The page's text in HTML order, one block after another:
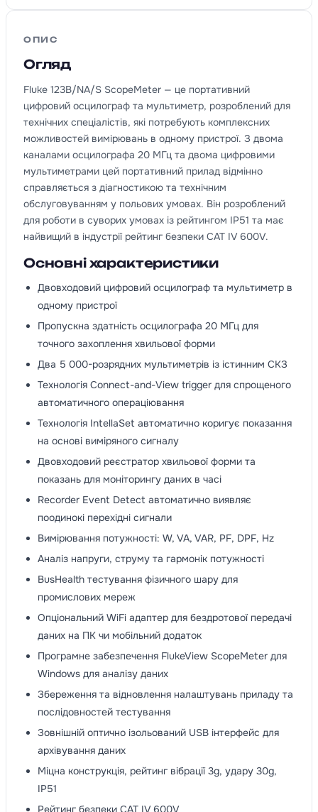
ОПИС
Огляд
Fluke 123B/NA/S ScopeMeter — це портативний
цифровий осцилограф та мультиметр, розроблений для
технічних спеціалістів, які потребують комплексних
можливостей вимірювань в одному пристрої. З двома
каналами осцилографа 20 МГц та двома цифровими
мультиметрами цей портативний прилад відмінно
справляється з діагностикою та технічним
обслуговуванням у польових умовах. Він розроблений
для роботи в суворих умовах із рейтингом IP51 та має
найвищий в індустрії рейтинг безпеки CAT IV 600V.
Основні характеристики
Двовходовий цифровий осцилограф та мультиметр в
одному пристрої
Пропускна здатність осцилографа 20 МГц для
точного захоплення хвильової форми
Два 5 000-розрядних мультиметрів із істинним СКЗ
Технологія Connect-and-View trigger для спрощеного
автоматичного операціювання
Технологія IntellaSet автоматично коригує показання
на основі виміряного сигналу
Двовходовий реєстратор хвильової форми та
показань для моніторингу даних в часі
Recorder Event Detect автоматично виявляє
поодинокі перехідні сигнали
Вимірювання потужності: W, VA, VAR, PF, DPF, Hz
Аналіз напруги, струму та гармонік потужності
BusHealth тестування фізичного шару для
промислових мереж
Опціональний WiFi адаптер для бездротової передачі
даних на ПК чи мобільний додаток
Програмне забезпечення FlukeView ScopeMeter для
Windows для аналізу даних
Збереження та відновлення налаштувань приладу та
послідовностей тестування
Зовнішній оптично ізольований USB інтерфейс для
архівування даних
Міцна конструкція, рейтинг вібрації 3g, удару 30g,
IP51
Рейтинг безпеки CAT IV 600V